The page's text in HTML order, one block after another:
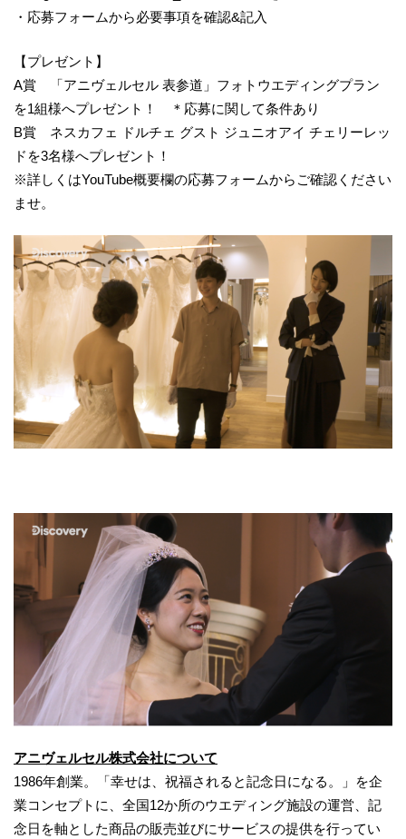
・応募フォームから必要事項を確認&記入
【プレゼント】
A賞 「アニヴェルセル 表参道」フォトウエディングプラン
を1組様へプレゼント！ ＊応募に関して条件あり
B賞 ネスカフェ ドルチェ グスト ジュニオアイ チェリーレッ
ドを3名様へプレゼント！
※詳しくはYouTube概要欄の応募フォームからご確認ください
ませ。
アニヴェルセル株式会社について
1986年創業。「幸せは、祝福されると記念日になる。」を企
業コンセプトに、全国12か所のウエディング施設の運営、記
念日を軸とした商品の販売並びにサービスの提供を行ってい